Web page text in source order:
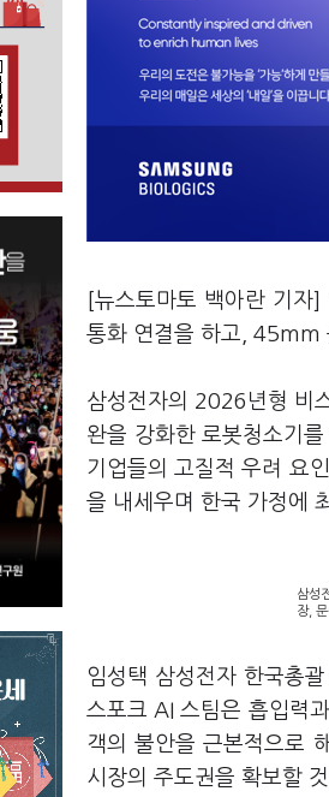
[뉴스토마토 백아란 기자
통화 연결을 하고, 45mm
삼성전자의 2026년형 비
완을 강화한 로봇청소기
기업들의 고질적 우려 요
을 내세우며 한국 가정에
삼성
장,
임성택 삼성전자 한국총
스포크 AI 스팀은 흡입력
객의 불안을 근본적으로
시장의 주도권을 확보할